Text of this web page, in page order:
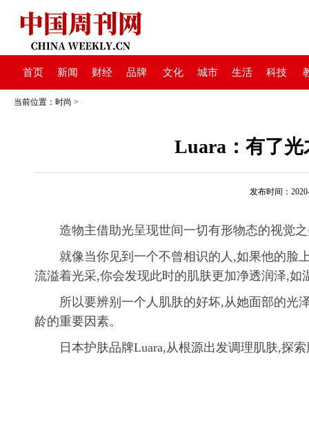
首页 新闻 财经 品牌 文化 城市 生活 科技
当前位置： 时尚 >
Luara：有了光
发布时间：
造物主借助光呈现世间一切有形物态的视觉
就像当你见到一个不曾相识的人,如果他的脸
流溢着光采,你会发现此时的肌肤更加净透润泽,如
所以要辨别一个人肌肤的好坏,从她面部的光
龄的重要因素。
日本护肤品牌Luara,从根源出发调理肌肤,探